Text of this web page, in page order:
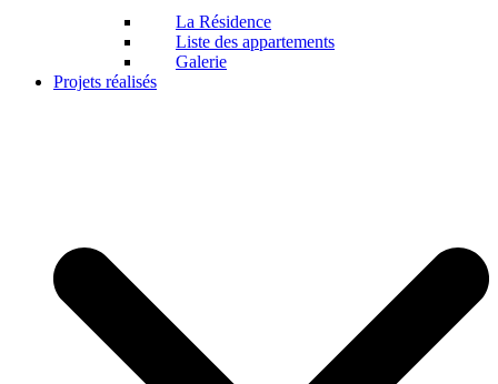
La Résidence
Liste des appartements
Galerie
Projets réalisés